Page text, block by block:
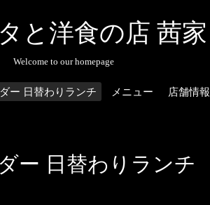
と洋食の店 茜家
Welcome to our homepage
ー 日替わりランチ メニュー 店舗情報
ー 日替わりランチ